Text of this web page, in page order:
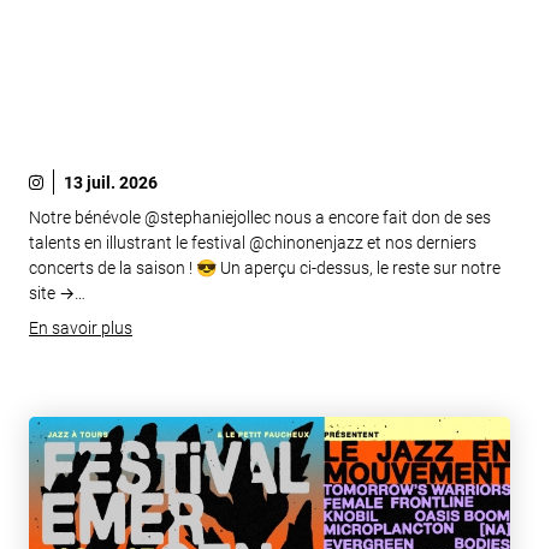
13 juil. 2026
Notre bénévole @stephaniejollec nous a encore fait don de ses
talents en illustrant le festival @chinonenjazz et nos derniers
concerts de la saison ! 😎 Un aperçu ci-dessus, le reste sur notre
site →…
En savoir plus